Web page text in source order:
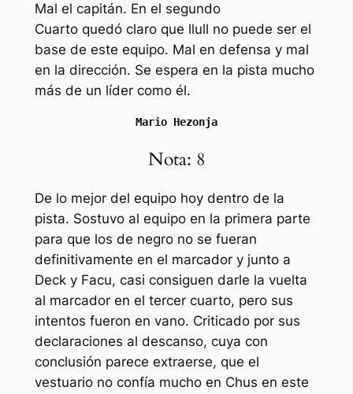
Mal el capitán. En el segundo
Cuarto quedó claro que llull no puede ser el
base de este equipo. Mal en defensa y mal
en la dirección. Se espera en la pista mucho
más de un líder como él.
Mario Hezonja
Nota: 8
De lo mejor del equipo hoy dentro de la
pista. Sostuvo al equipo en la primera parte
para que los de negro no se fueran
definitivamente en el marcador y junto a
Deck y Facu, casi consiguen darle la vuelta
al marcador en el tercer cuarto, pero sus
intentos fueron en vano. Criticado por sus
declaraciones al descanso, cuya con
conclusión parece extraerse, que el
vestuario no confía mucho en Chus en este